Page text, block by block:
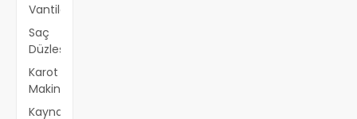
Vantilatör
Saç
Düzleştirici
Karot
Makinaları
Kaynak